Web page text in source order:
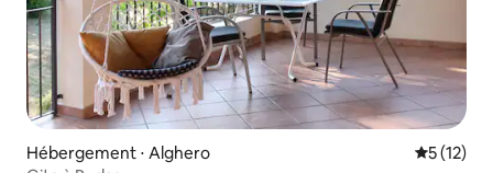
Hébergement ⋅ Alghero
5 (12)